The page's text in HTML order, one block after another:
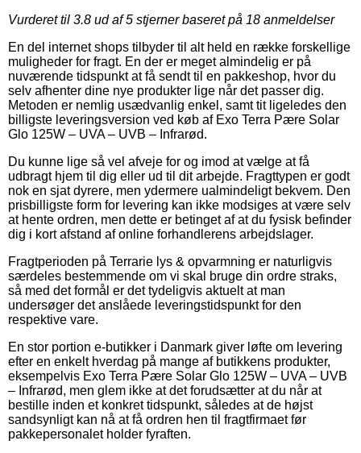
Vurderet til 3.8 ud af 5 stjerner baseret på 18 anmeldelser
En del internet shops tilbyder til alt held en række forskellige
muligheder for fragt. En der er meget almindelig er på
nuværende tidspunkt at få sendt til en pakkeshop, hvor du
selv afhenter dine nye produkter lige når det passer dig.
Metoden er nemlig usædvanlig enkel, samt tit ligeledes den
billigste leveringsversion ved køb af Exo Terra Pære Solar
Glo 125W – UVA – UVB – Infrarød.
Du kunne lige så vel afveje for og imod at vælge at få
udbragt hjem til dig eller ud til dit arbejde. Fragttypen er godt
nok en sjat dyrere, men ydermere ualmindeligt bekvem. Den
prisbilligste form for levering kan ikke modsiges at være selv
at hente ordren, men dette er betinget af at du fysisk befinder
dig i kort afstand af online forhandlerens arbejdslager.
Fragtperioden på Terrarie lys & opvarmning er naturligvis
særdeles bestemmende om vi skal bruge din ordre straks,
så med det formål er det tydeligvis aktuelt at man
undersøger det anslåede leveringstidspunkt for den
respektive vare.
En stor portion e-butikker i Danmark giver løfte om levering
efter en enkelt hverdag på mange af butikkens produkter,
eksempelvis Exo Terra Pære Solar Glo 125W – UVA – UVB
– Infrarød, men glem ikke at det forudsætter at du når at
bestille inden et konkret tidspunkt, således at de højst
sandsynligt kan nå at få ordren hen til fragtfirmaet før
pakkepersonalet holder fyraften.